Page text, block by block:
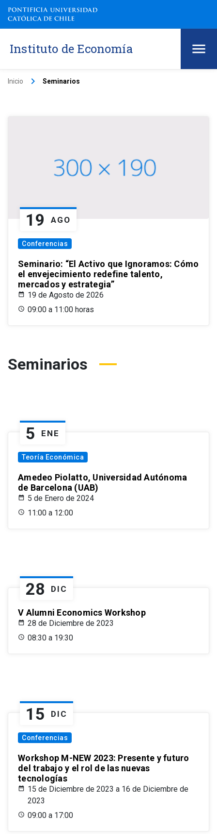
Instituto de Economía
Inicio keyboard_arrow_right Seminarios
19 AGO
Conferencias
Seminario: “El Activo que Ignoramos: Cómo
el envejecimiento redefine talento,
mercados y estrategia”
19 de Agosto de 2026
09:00 a 11:00 horas
Seminarios
5 ENE
Teoría Económica
Amedeo Piolatto, Universidad Autónoma
de Barcelona (UAB)
5 de Enero de 2024
11:00 a 12:00
28 DIC
V Alumni Economics Workshop
28 de Diciembre de 2023
08:30 a 19:30
15 DIC
Conferencias
Workshop M-NEW 2023: Presente y futuro
del trabajo y el rol de las nuevas
tecnologías
15 de Diciembre de 2023 a 16 de Diciembre de
2023
09:00 a 17:00